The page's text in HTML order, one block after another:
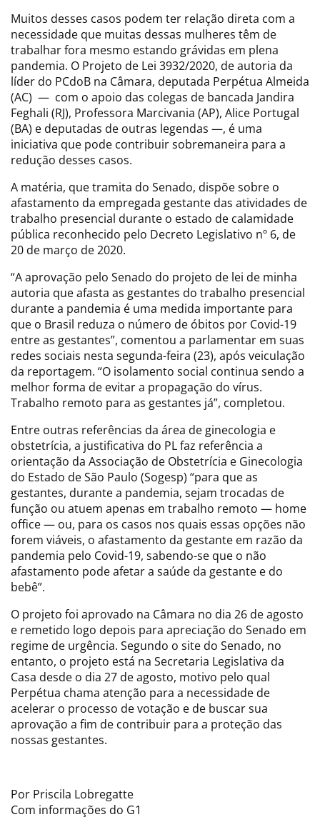
Muitos desses casos podem ter relação direta com a
necessidade que muitas dessas mulheres têm de
trabalhar fora mesmo estando grávidas em plena
pandemia. O Projeto de Lei 3932/2020, de autoria da
líder do PCdoB na Câmara, deputada Perpétua Almeida
(AC) — com o apoio das colegas de bancada Jandira
Feghali (RJ), Professora Marcivania (AP), Alice Portugal
(BA) e deputadas de outras legendas —, é uma
iniciativa que pode contribuir sobremaneira para a
redução desses casos.
A matéria, que tramita do Senado, dispõe sobre o
afastamento da empregada gestante das atividades de
trabalho presencial durante o estado de calamidade
pública reconhecido pelo Decreto Legislativo nº 6, de
20 de março de 2020.
“A aprovação pelo Senado do projeto de lei de minha
autoria que afasta as gestantes do trabalho presencial
durante a pandemia é uma medida importante para
que o Brasil reduza o número de óbitos por Covid-19
entre as gestantes”, comentou a parlamentar em suas
redes sociais nesta segunda-feira (23), após veiculação
da reportagem. “O isolamento social continua sendo a
melhor forma de evitar a propagação do vírus.
Trabalho remoto para as gestantes já”, completou.
Entre outras referências da área de ginecologia e
obstetrícia, a justificativa do PL faz referência a
orientação da Associação de Obstetrícia e Ginecologia
do Estado de São Paulo (Sogesp) “para que as
gestantes, durante a pandemia, sejam trocadas de
função ou atuem apenas em trabalho remoto — home
office — ou, para os casos nos quais essas opções não
forem viáveis, o afastamento da gestante em razão da
pandemia pelo Covid-19, sabendo-se que o não
afastamento pode afetar a saúde da gestante e do
bebê”.
O projeto foi aprovado na Câmara no dia 26 de agosto
e remetido logo depois para apreciação do Senado em
regime de urgência. Segundo o site do Senado, no
entanto, o projeto está na Secretaria Legislativa da
Casa desde o dia 27 de agosto, motivo pelo qual
Perpétua chama atenção para a necessidade de
acelerar o processo de votação e de buscar sua
aprovação a fim de contribuir para a proteção das
nossas gestantes.
Por Priscila Lobregatte
Com informações do G1